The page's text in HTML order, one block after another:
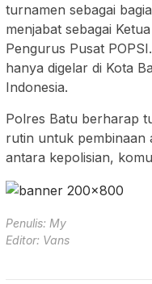
turnamen sebagai
menjabat sebagai
Pengurus Pusat
hanya digelar di Kota
Indonesia.
Polres Batu berharap
rutin untuk pembinaan
antara kepolisian,
Penulis: My
Editor: Vans